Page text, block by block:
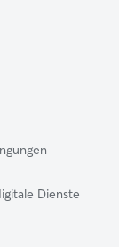
Dienste